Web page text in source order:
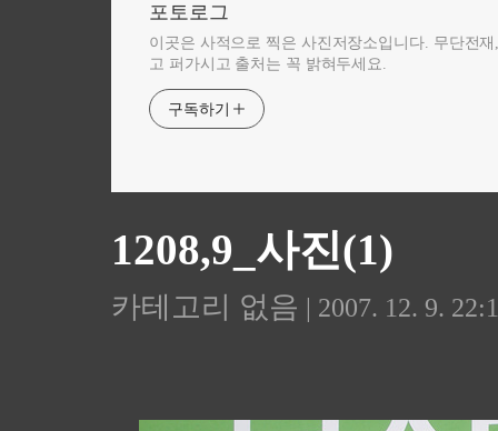
포토로그
이곳은 사적으로 찍은 사진저장소입니다. 무단전
고 퍼가시고 출처는 꼭 밝혀두세요.
구독하기
1208,9_사진(1)
카테고리 없음 | 2007. 12. 9.